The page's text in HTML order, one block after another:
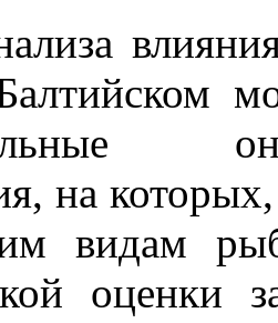
на
видам
оценки